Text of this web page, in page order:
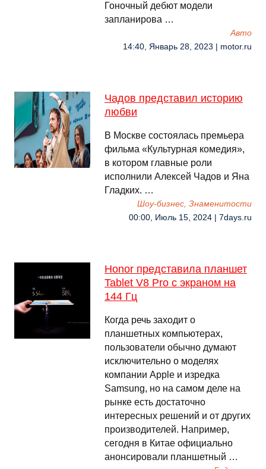
Гоночный дебют модели
запланирова …
Авто
14:40, Январь 28, 2023 | motor.ru
Чадов представил историю
любви
В Москве состоялась премьера
фильма «Культурная комедия»,
в котором главные роли
исполнили Алексей Чадов и Яна
Гладких. …
Шоу-бизнес, Знаменитости
00:00, Июль 15, 2024 | 7days.ru
Honor представила планшет
Tablet V8 Pro с экраном на
144 Гц
Когда речь заходит о
планшетных компьютерах,
пользователи обычно думают
исключительно о моделях
компании Apple и изредка
Samsung, но на самом деле на
рынке есть достаточно
интересных решений и от других
производителей. Например,
сегодня в Китае официально
анонсировали планшетный …